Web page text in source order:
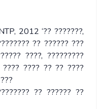
2012 ‘?? ???????,
?? ?????? ???
????, ?????????
???? ???? ?? ?? ????
?? ?????? ??